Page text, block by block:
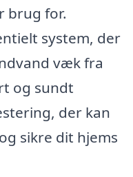
brug for.
system, der
væk fra
og sundt
der kan
sikre dit hjems